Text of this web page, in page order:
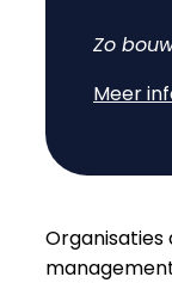
GROEI & INZICHT
Blog
Brochure
Contact
Zo
Meer